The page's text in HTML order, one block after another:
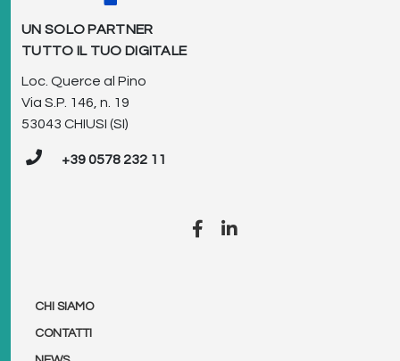
UN SOLO PARTNER
TUTTO IL TUO DIGITALE
Loc. Querce al Pino
Via S.P. 146, n. 19
53043 CHIUSI (SI)
+39 0578 232 11
CHI SIAMO
CONTATTI